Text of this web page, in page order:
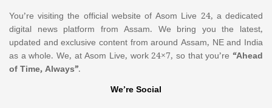
You’re visiting the official website of Asom Live 24, a dedicated
digital news platform from Assam. We bring you the latest,
updated and exclusive content from around Assam, NE and India
as a whole. We, at Asom Live, work 24×7, so that you’re “Ahead
of Time, Always”.
We’re Social